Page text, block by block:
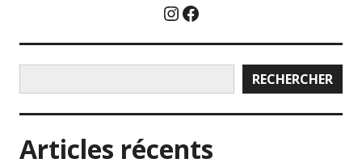
Instagram
Facebook
RECHERCHER
Articles récents